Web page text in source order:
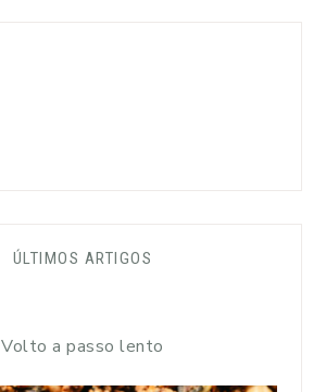
ÚLTIMOS ARTIGOS
Volto a passo lento